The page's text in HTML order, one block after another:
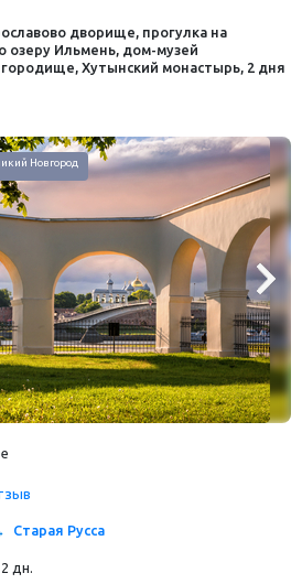
дворище, прогулка на
озеру Ильмень, дом-музей
Хутынский монастырь, 2 дня
Новгород
Старая Русса
дн.